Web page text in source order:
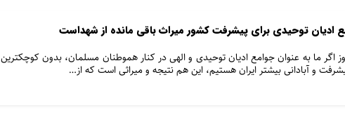
ادیان توحیدی برای پیشرفت کشور میراث باقی مانده از شهداست
اگر ما به عنوان جوامع ادیان توحیدی و الهی در کنار هموطنان مسلمان، بدون کوچکترین
و آبادانی بیشتر ایران هستیم، این هم نتیجه و میراثی است که از…